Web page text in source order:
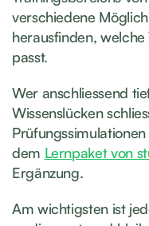
verschiedene
herausfinden,
passt.
Wer anschliessend
Wissenslücken
dem Lernpaket von
Ergänzung.
Am wichtigsten ist